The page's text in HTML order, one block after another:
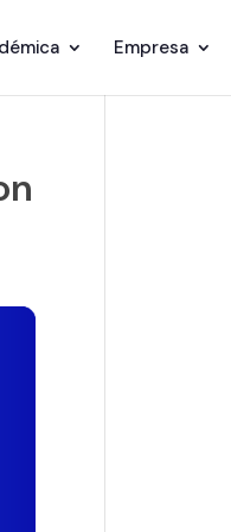
Empresa